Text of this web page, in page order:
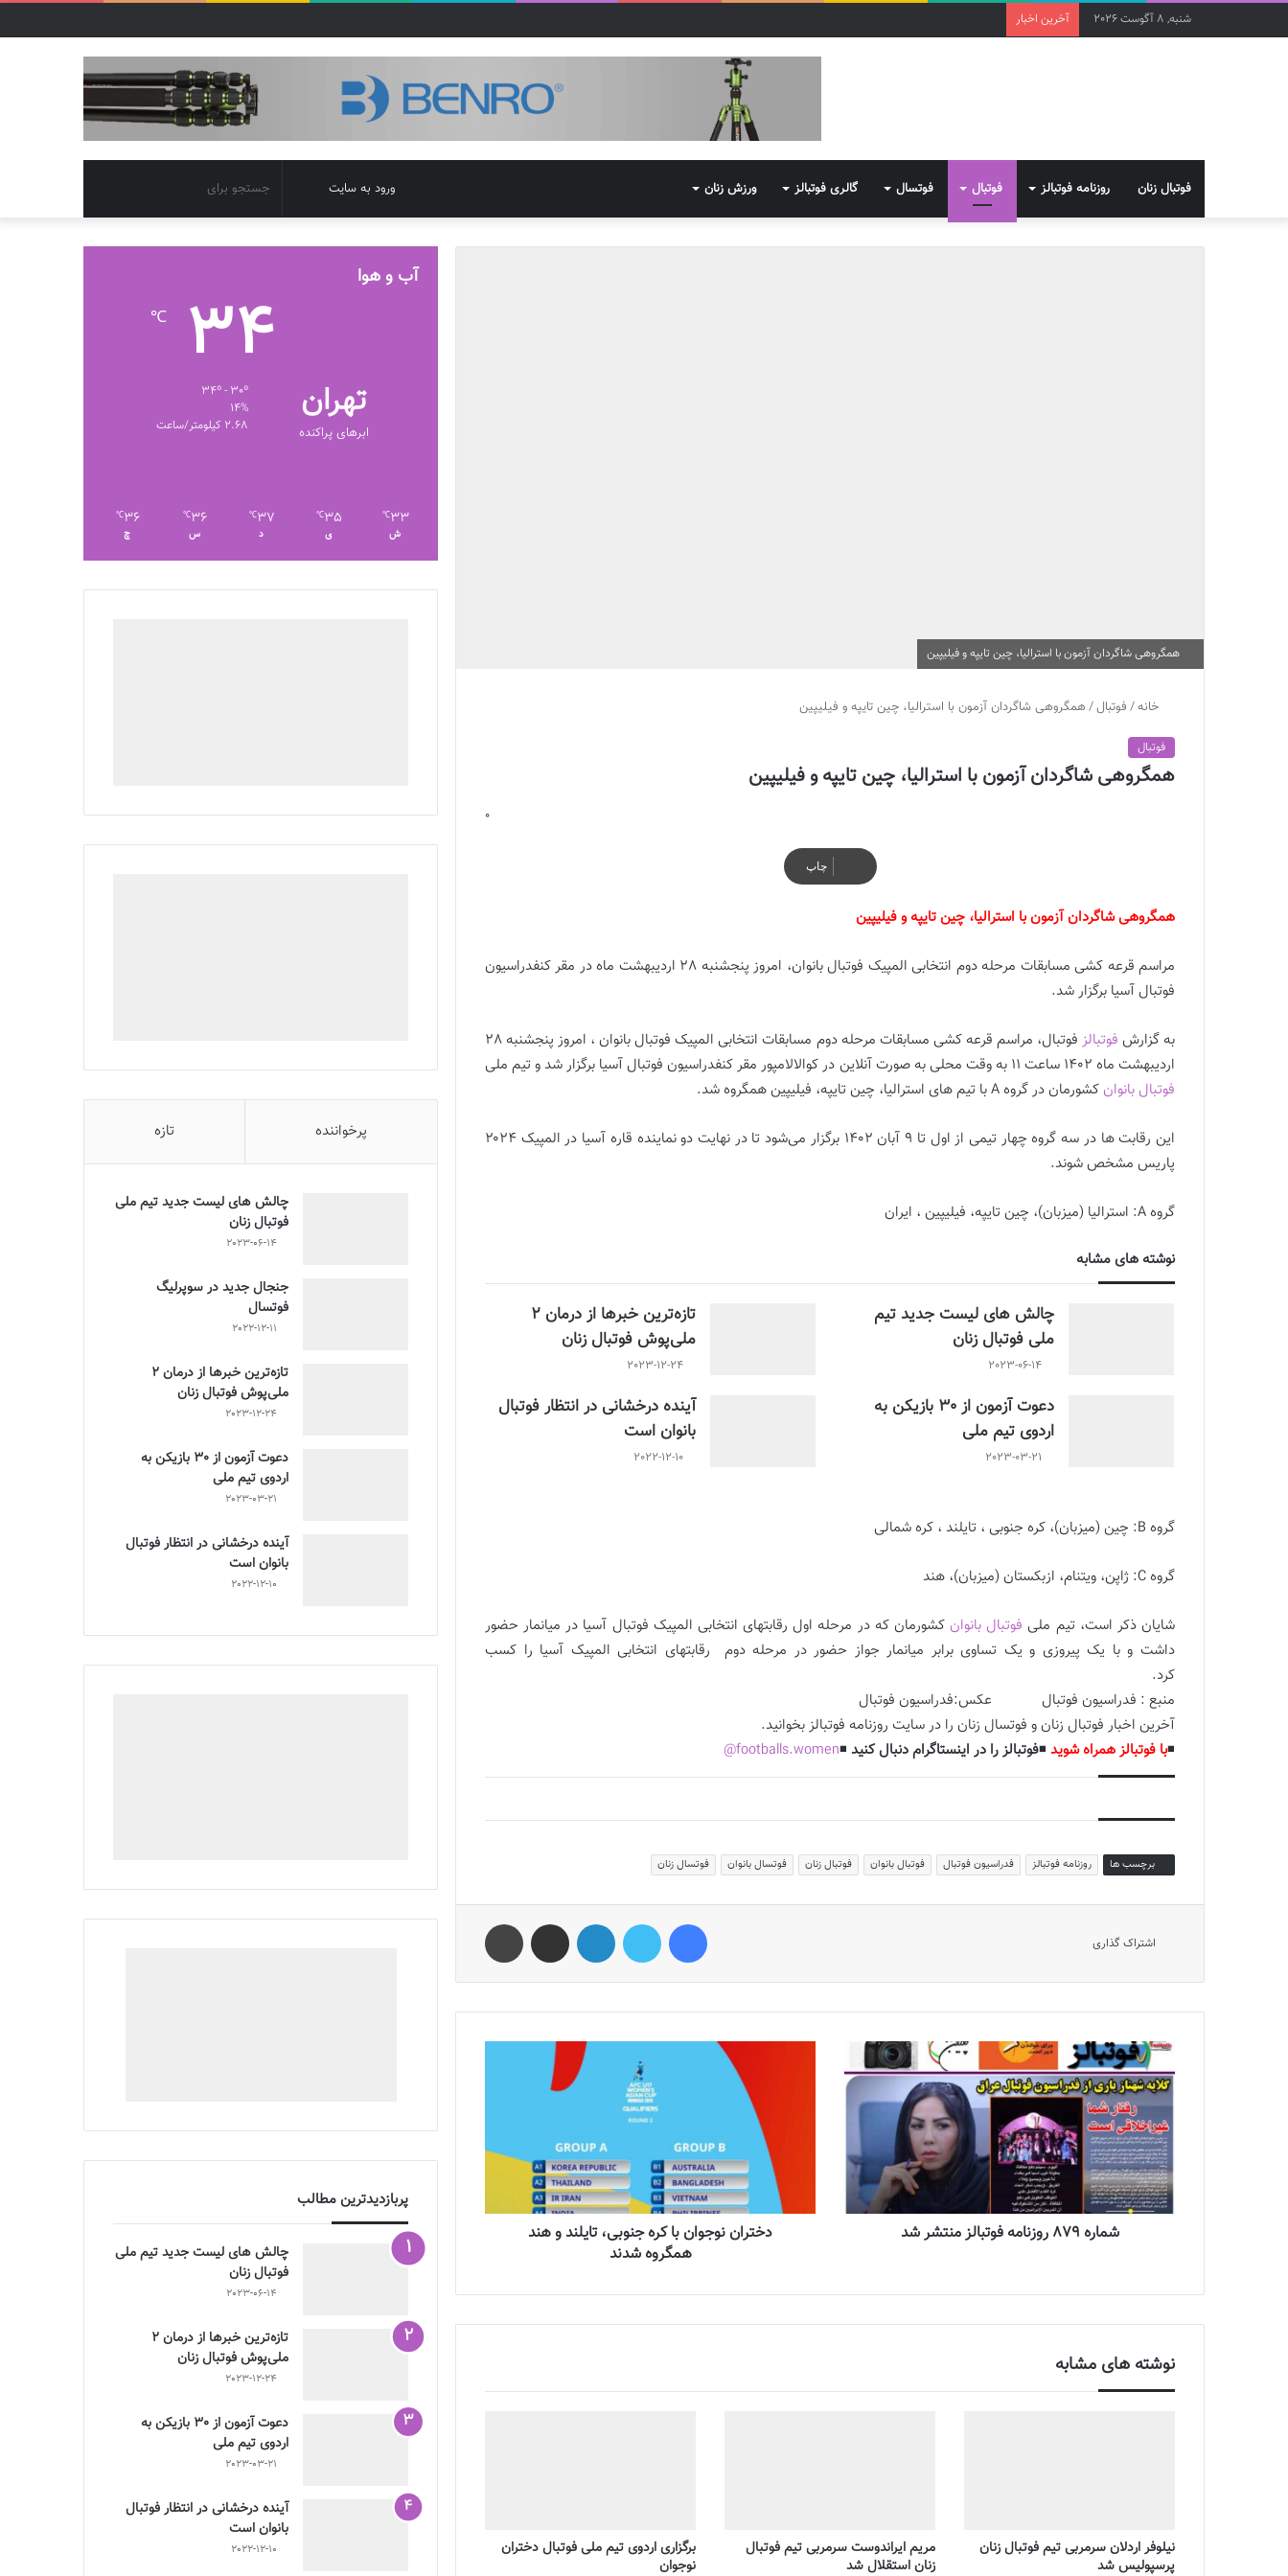
شنبه, 8 آگوست 2026 آخرین اخبار
فوتبال زنان روزنامه فوتبالز فوتبال فوتسال گالری فوتبالز ورزش زنان
برای
تغییر
پوسته
ورود به سایت
همگروهی شاگردان آزمون با استرالیا، چین تایپه و فیلیپین
خانه/ فوتبال/ همگروهی شاگردان آزمون با استرالیا، چین تایپه و فیلیپین
فوتبال
همگروهی شاگردان آزمون با استرالیا، چین تایپه و فیلیپین
0
چاپ
همگروهی شاگردان آزمون با استرالیا، چین تایپه و فیلیپین
مراسم قرعه کشی مسابقات مرحله دوم انتخابی المپیک فوتبال بانوان، امروز پنجشنبه 28 اردیبهشت ماه در مقر کنفدراسیون
فوتبال آسیا برگزار شد.
به گزارش فوتبالز
فوتبال، مراسم قرعه کشی مسابقات مرحله دوم مسابقات انتخابی المپیک فوتبال بانوان ، امروز پنجشنبه 28
اردیبهشت ماه 1402 ساعت 11 به وقت محلی به صورت آنلاین در کوالالامپور مقر کنفدراسیون فوتبال آسیا برگزار شد و تیم ملی
فوتبال بانوان کشورمان در گروه A با تیم های استرالیا، چین تایپه، فیلیپین همگروه شد.
این رقابت ها در سه گروه چهار تیمی از اول تا 9 آبان 1402 برگزار می‌شود تا در نهایت دو نماینده قاره آسیا در المپیک ۲۰۲۴
پاریس مشخص شوند.
گروه A: استرالیا (میزبان)، چین تایپه، فیلیپین ، ایران
نوشته های مشابه
چالش هاى ليست جدید تيم
ملى فوتبال زنان
2023-06-14
تازه‌ترین خبرها از درمان ۲
ملی‌پوش فوتبال زنان
2023-12-24
دعوت آزمون از 30 بازیکن به
اردوی تیم ملی
2023-03-21
آینده درخشانی در انتظار فوتبال
بانوان است
2022-12-10
گروه B: چین (میزبان)، کره جنوبی ، تایلند ، کره شمالی
گروه C: ژاپن، ویتنام، ازبکستان (میزبان)، هند
شایان ذکر است، تیم ملی فوتبال بانوان کشورمان که در مرحله اول رقابتهای انتخابی المپیک فوتبال آسیا در میانمار حضور
داشت و با یک پیروزی و یک تساوی برابر میانمار جواز حضور در مرحله دوم رقابتهای انتخابی المپیک آسیا را کسب
کرد.
منبع : فدراسیون فوتبال عکس:فدراسیون فوتبال
آخرین اخبار فوتبال زنان و فوتسال زنان را در سایت روزنامه فوتبالز بخوانید.
◾️با فوتبالز همراه شوید ◾️فوتبالز را در اینستاگرام دنبال کنید ◾️
footballs.women@
برچسب ها روزنامه فوتبالز فدراسیون فوتبال فوتبال بانوان فوتبال زنان فوتسال بانوان فوتسال زنان
اشتراک گذاری
شماره 879 روزنامه فوتبالز منتشر شد
دختران نوجوان با کره جنوبی، تایلند و هند
همگروه شدند
نوشته های مشابه
نیلوفر اردلان سرمربی تیم فوتبال زنان
پرسپولیس شد
مریم ایراندوست سرمربی تیم فوتبال
زنان استقلال شد
برگزاری اردوی تیم ملی فوتبال دختران
نوجوان
آب و هوا
تهران
ابرهای پراکنده
34
℃
14%
2.68 کیلومتر/ساعت
33
℃
ش
35
℃
ی
37
℃
د
36
℃
س
36
℃
چ
پرخواننده تازه
چالش هاى ليست جدید تيم ملى
فوتبال زنان
2023-06-14
جنجال جدید در سوپرلیگ
فوتسال
2022-12-11
تازه‌ترین خبرها از درمان ۲
ملی‌پوش فوتبال زنان
2023-12-24
دعوت آزمون از 30 بازیکن به
اردوی تیم ملی
2023-03-21
آینده درخشانی در انتظار فوتبال
بانوان است
2022-12-10
پربازدیدترین مطالب
چالش هاى ليست جدید تيم ملى
فوتبال زنان
2023-06-14
تازه‌ترین خبرها از درمان ۲
ملی‌پوش فوتبال زنان
2023-12-24
دعوت آزمون از 30 بازیکن به
اردوی تیم ملی
2023-03-21
آینده درخشانی در انتظار فوتبال
بانوان است
2022-12-10